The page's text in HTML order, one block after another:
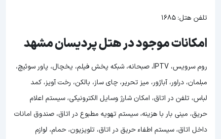
تلفن هتل: 1685
امكانات موجود در هتل پردیسان مشهد
روم سرویس، IPTV، صبحانه، شبکه پخش فیلم، یخچال، پاور سوئیچ،
مبلمان، دراور، آباژور، میز تحریر، چای ساز، بالکن، رخت آویز، کمد
لباس، تلفن در اتاق، امکان شارژ وسایل الکترونیکی، سیستم اعلام
حریق، مینی بار با هزینه، سیستم تهویه مطبوع در اتاق، صندوق امانات
داخل اتاق، سیستم اطفاء حریق در اتاق، تلویزیون، حمام، لوازم